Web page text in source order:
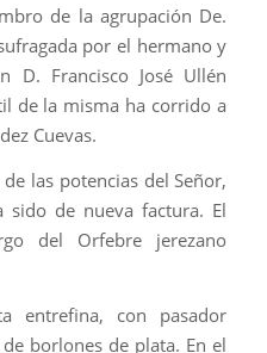
de la agrupación De.
por el hermano y
D. Francisco José Ullén
de la misma ha corrido a
Cuevas.
las potencias del Señor,
sido de nueva factura. El
del Orfebre jerezano
entrefina, con pasador
borlones de plata. En el